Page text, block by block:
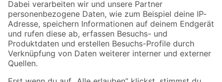
Zahlungsarten Versandarten
Sicher einkaufen